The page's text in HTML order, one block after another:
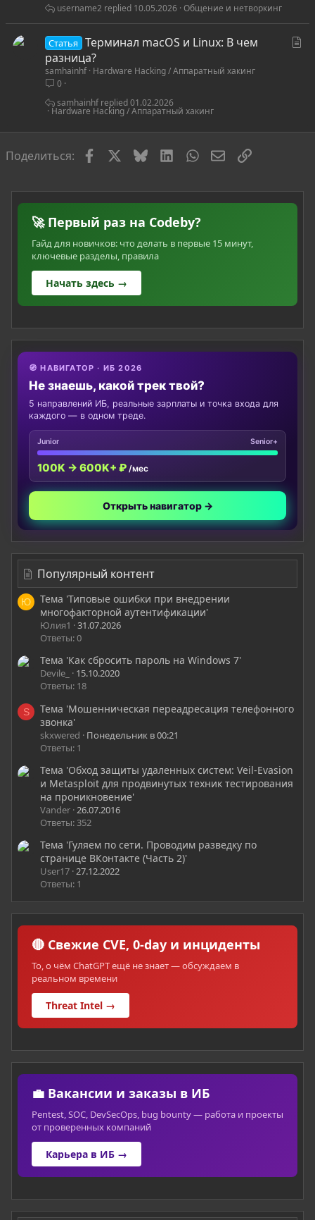
Общение и нетворкинг
10.05.2026
username2
Статья
Терминал macOS и Linux: В чем
разница?
samhainhf Hardware Hacking / Аппаратный хакинг
0
Hardware Hacking / Аппаратный хакинг
01.02.2026
samhainhf
Поделиться: FacebookBlueskyLinkedInWhatsAppЭлектронная
Ссылка
🚀 Первый раз на Codeby?
Гайд для новичков: что делать в первые 15 минут,
ключевые разделы, правила
Начать здесь →
🧭 НАВИГАТОР · ИБ 2026
Не знаешь, какой трек твой?
5 направлений ИБ, реальные зарплаты и точка входа для
каждого — в одном треде.
Junior Senior+
100K → 600K+ ₽ /мес
Открыть навигатор →
Популярный контент
Ю
Тема 'Типовые ошибки при внедрении
многофакторной аутентификации'
Юлия1
31.07.2026
Ответы: 0
Тема 'Как сбросить пароль на Windows 7'
Devile_
15.10.2020
Ответы: 18
S
Тема 'Мошенническая переадресация телефонного
звонка'
skxwered
Понедельник в 00:21
Ответы: 1
Тема 'Обход защиты удаленных систем: Veil-Evasion
и Metasploit для продвинутых техник тестирования
на проникновение'
Vander 26.07.2016
Ответы: 352
Тема 'Гуляем по сети. Проводим разведку по
странице ВКонтакте (Часть 2)'
User17 27.12.2022
Ответы: 1
🔴 Свежие CVE, 0-day и инциденты
То, о чём ChatGPT ещё не знает — обсуждаем в
реальном времени
Threat Intel →
💼 Вакансии и заказы в ИБ
Pentest, SOC, DevSecOps, bug bounty — работа и проекты
от проверенных компаний
Карьера в ИБ →